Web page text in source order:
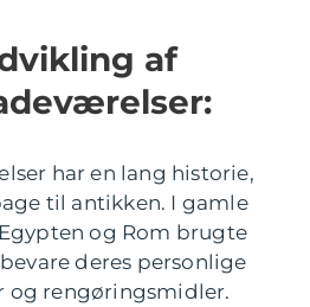
af
har en lang historie,
til antikken. I gamle
og Rom brugte
deres personlige
og rengøringsmidler.